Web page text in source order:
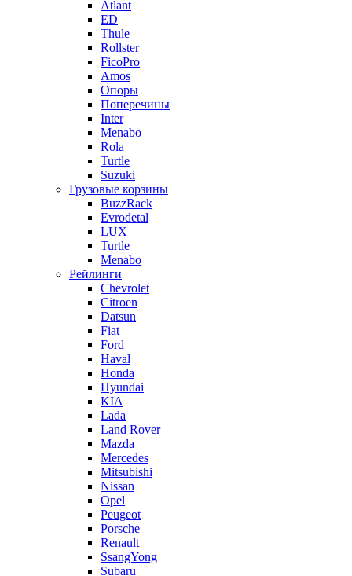
Atlant
ED
Thule
Rollster
FicoPro
Amos
Опоры
Поперечины
Inter
Menabo
Rola
Turtle
Suzuki
Грузовые корзины
BuzzRack
Evrodetal
LUX
Turtle
Menabo
Рейлинги
Chevrolet
Citroen
Datsun
Fiat
Ford
Haval
Honda
Hyundai
KIA
Lada
Land Rover
Mazda
Mercedes
Mitsubishi
Nissan
Opel
Peugeot
Porsche
Renault
SsangYong
Subaru